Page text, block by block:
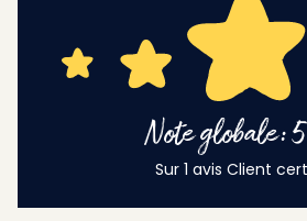
Note globale:
Sur 1 avis Client